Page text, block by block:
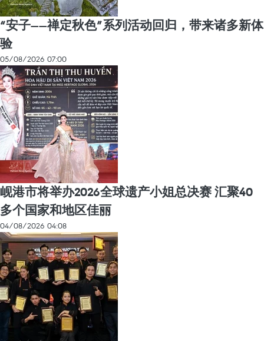
“安子——禅定秋色”系列活动回归，带来诸多新体
验
05/08/2026 07:00
岘港市将举办2026全球遗产小姐总决赛 汇聚40
多个国家和地区佳丽
04/08/2026 04:08